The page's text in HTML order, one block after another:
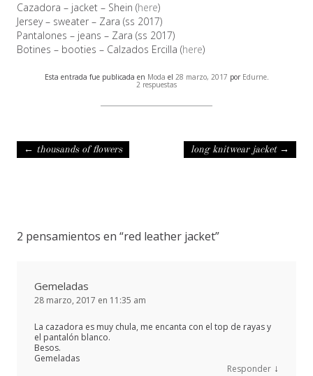
Cazadora – jacket – Shein (here)
Jersey – sweater – Zara (ss 2017)
Pantalones – jeans – Zara (ss 2017)
Botines – booties – Calzados Ercilla (here)
Esta entrada fue publicada en Moda el 28 marzo, 2017 por Edurne.
2 respuestas
Navegación de entradas
← thousands of flowers long knitwear jacket →
2 pensamientos en “red leather jacket”
Gemeladas
28 marzo, 2017 en 11:35 am
La cazadora es muy chula, me encanta con el top de rayas y
el pantalón blanco.
Besos.
Gemeladas
Responder ↓